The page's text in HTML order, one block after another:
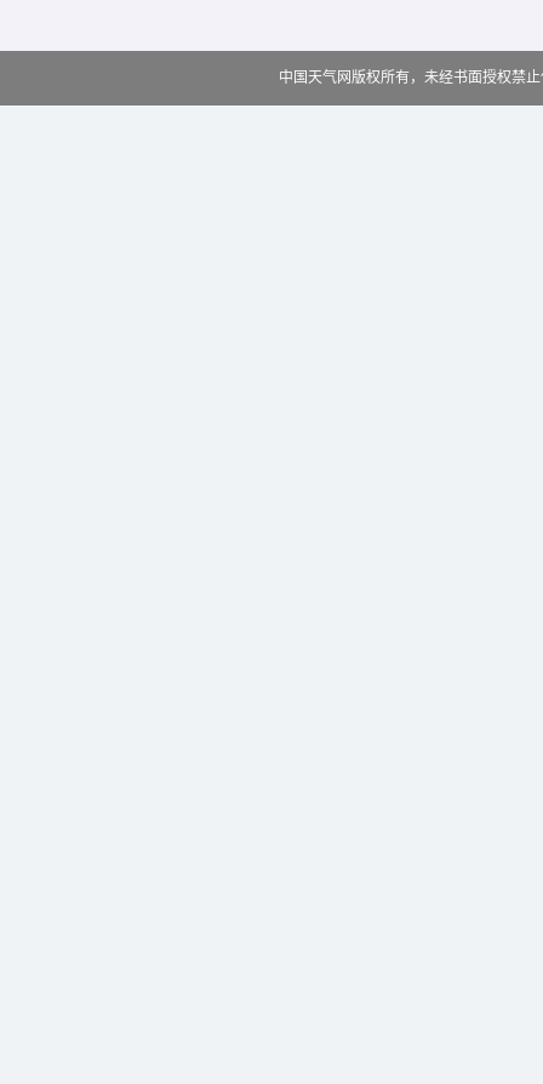
中国天气网版权所有，未经书面授权